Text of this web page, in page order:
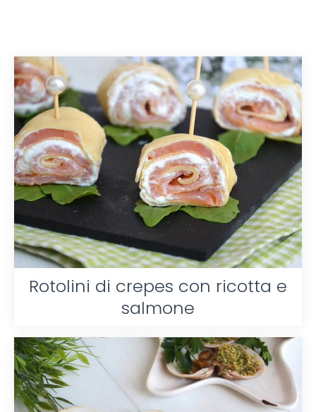
Rotolini di crepes con ricotta e
salmone